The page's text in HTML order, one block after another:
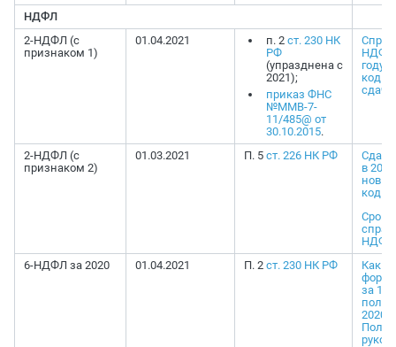
НДФЛ
2-НДФЛ (с
признаком 1)
01.04.2021 п. 2 ст. 230 НК
РФ
(упразднена с
2021);
приказ ФНС
№ММВ-7-
11/485@ от
30.10.2015.
НДФЛ
году:
коды
сдачи
2-НДФЛ (с
признаком 2)
01.03.2021 П. 5 ст. 226 НК РФ
в
коды
Срок
НДФЛ
6-НДФЛ за 2020
01.04.2021 П. 2 ст. 230 НК РФ
Как
за 1-е
2020